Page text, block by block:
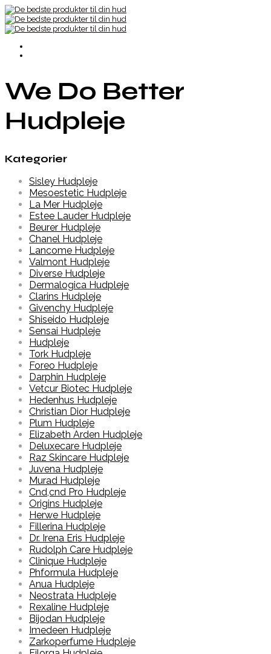
We Do Better
Hudpleje
Kategorier
Sisley Hudpleje
Mesoestetic Hudpleje
La Mer Hudpleje
Estee Lauder Hudpleje
Beurer Hudpleje
Chanel Hudpleje
Lancome Hudpleje
Valmont Hudpleje
Diverse Hudpleje
Dermalogica Hudpleje
Clarins Hudpleje
Givenchy Hudpleje
Shiseido Hudpleje
Sensai Hudpleje
Hudpleje
Tork Hudpleje
Foreo Hudpleje
Darphin Hudpleje
Vetcur Biotec Hudpleje
Hedenhus Hudpleje
Christian Dior Hudpleje
Plum Hudpleje
Elizabeth Arden Hudpleje
Deluxecare Hudpleje
Raz Skincare Hudpleje
Juvena Hudpleje
Murad Hudpleje
Cnd,cnd Pro Hudpleje
Origins Hudpleje
Herwe Hudpleje
Fillerina Hudpleje
Dr. Irena Eris Hudpleje
Rudolph Care Hudpleje
Clinique Hudpleje
Phformula Hudpleje
Anua Hudpleje
Neostrata Hudpleje
Rexaline Hudpleje
Bijodan Hudpleje
Imedeen Hudpleje
Zarkoperfume Hudpleje